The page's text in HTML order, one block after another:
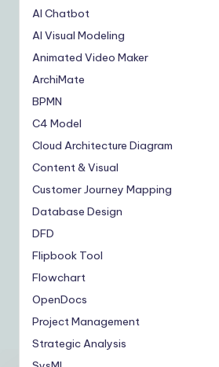
AI Chatbot
AI Visual Modeling
Animated Video Maker
ArchiMate
BPMN
C4 Model
Cloud Architecture Diagram
Content & Visual
Customer Journey Mapping
Database Design
DFD
Flipbook Tool
Flowchart
OpenDocs
Project Management
Strategic Analysis